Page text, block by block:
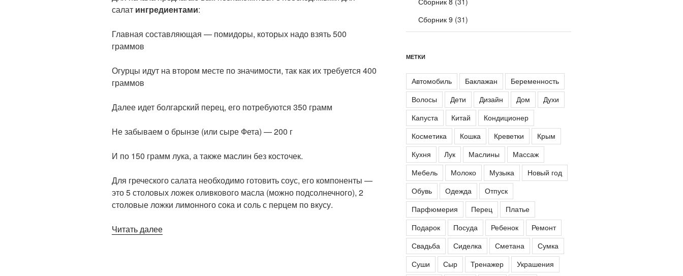
салат ингредиентами:
Главная составляющая — помидоры, которых надо взять 500
граммов
Огурцы идут на втором месте по значимости, так как их требуется 400
граммов
Далее идет болгарский перец, его потребуются 350 грамм
Не забываем о брынзе (или сыре Фета) — 200 г
И по 150 грамм лука, а также маслин без косточек.
Для греческого салата необходимо готовить соус, его компоненты —
это 5 столовых ложек оливкового масла (можно подсолнечного), 2
столовые ложки лимонного сока и соль с перцем по вкусу.
Читать далее
Сборник 9 (31)
МЕТКИ
Автомобиль Баклажан
Беременность
Волосы
Дети Дизайн Дом
Духи
Капуста
Китай
Кондиционер
Косметика
Кошка Креветки
Крым
Кухня
Лук Маслины
Массаж
Мебель
Молоко Музыка
Новый год
Обувь
Одежда
Отпуск
Парфюмерия
Перец
Платье
Подарок
Посуда Ребенок
Ремонт
Свадьба
Сиделка Сметана
Сумка
Суши
Сыр Тренажер
Украшения